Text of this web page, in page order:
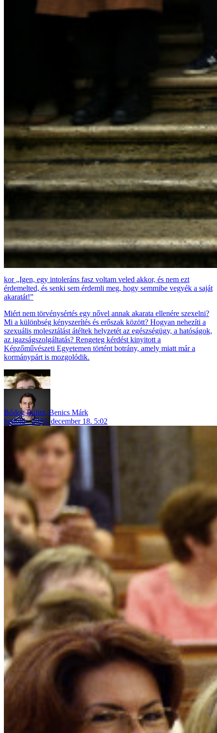
„Igen, egy intoleráns fasz voltam veled akkor, és nem ezt
érdemelted, és senki sem érdemli meg, hogy semmibe vegyék a saját
akaratát!”
Miért nem törvénysértés egy nővel annak akarata ellenére szexelni?
Mi a különbség kényszerítés és erőszak között? Hogyan nehezíti a
szexuális molesztálást átéltek helyzetét az egészségügy, a hatóságok,
az igazságszolgáltatás? Rengeteg kérdést kinyitott a
Képzőművészeti Egyetemen történt botrány, amely miatt már a
kormánypárt is mozgolódik.
Bódog Bálint, Benics Márk
belföld
2025. december 18. 5:02